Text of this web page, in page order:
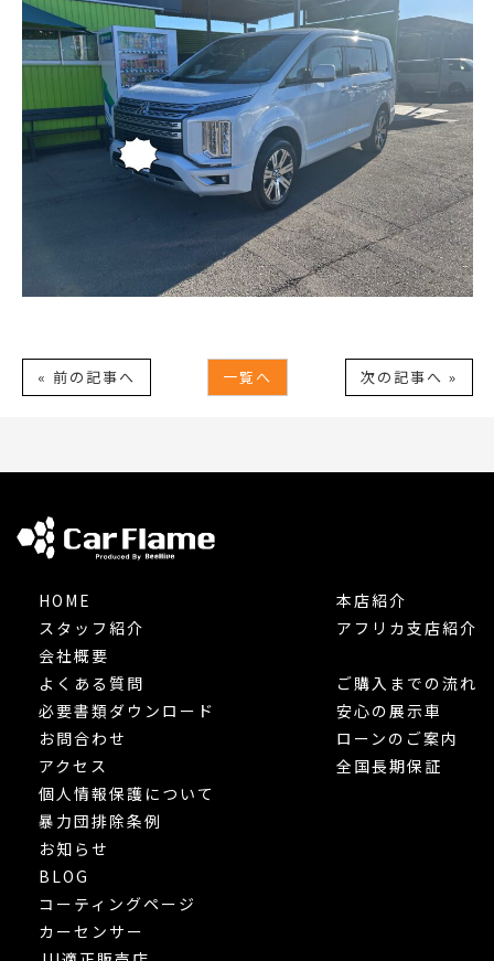
« 前の記事へ 一覧へ 次の記事へ »
HOME
スタッフ紹介
会社概要
本店紹介
アフリカ支店紹介
よくある質問
必要書類ダウンロード
お問合わせ
アクセス
個人情報保護について
暴力団排除条例
お知らせ
BLOG
ご購入までの流れ
安心の展示車
ローンのご案内
全国長期保証
コーティングページ
カーセンサー